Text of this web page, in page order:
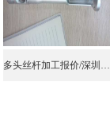
多头丝杆加工报价/深圳矩形丝杆加工价格/龙华精密梯形丝杆加工图片